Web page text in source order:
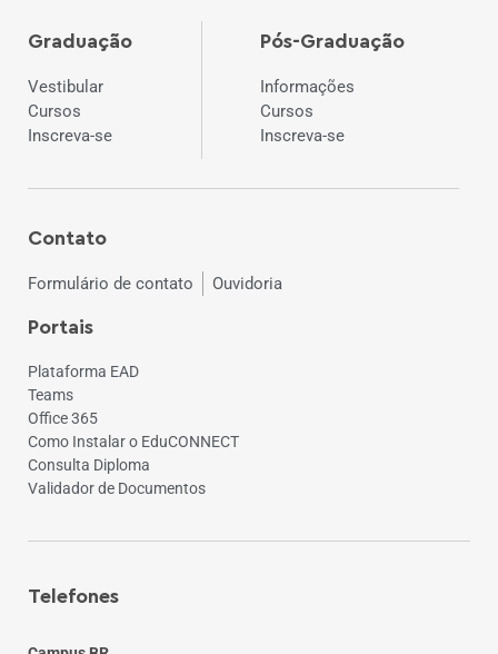
Graduação
Vestibular
Cursos
Inscreva-se
Pós-Graduação
Informações
Cursos
Inscreva-se
Contato
Formulário de contato Ouvidoria
Portais
Plataforma EAD
Teams
Office 365
Como Instalar o EduCONNECT
Consulta Diploma
Validador de Documentos
Telefones